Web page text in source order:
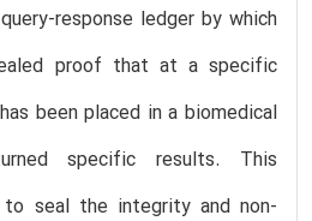
response ledger by which
proof that at a specific
been placed in a biomedical
specific results. This
to seal the integrity and non-